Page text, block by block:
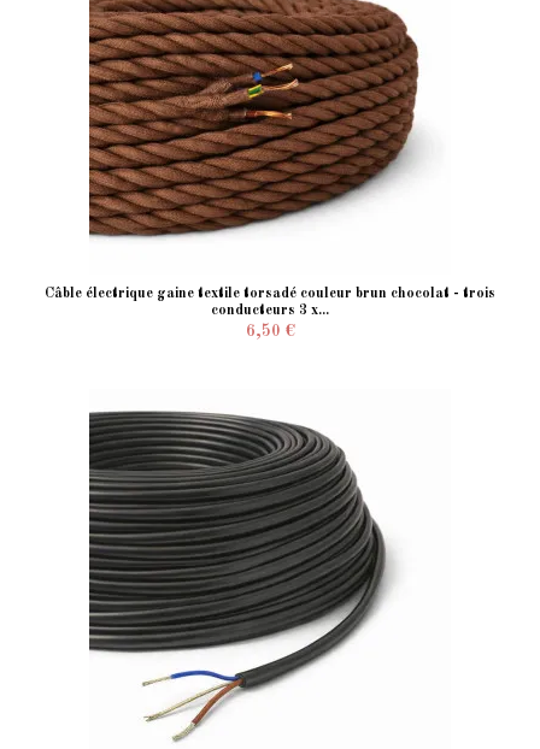
Câble électrique gaine textile torsadé couleur brun chocolat - trois
conducteurs 3 x...
6,50 €